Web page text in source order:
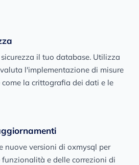
il tuo database. Utilizza
l'implementazione di misure
la crittografia dei dati e le
nuove versioni di oxmysql per
e delle correzioni di